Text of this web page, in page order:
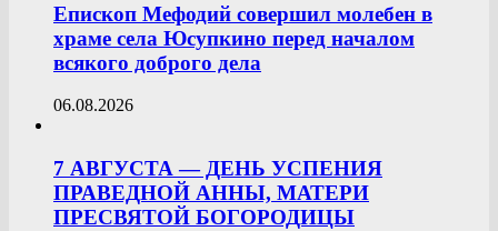
Епископ Мефодий совершил молебен в
храме села Юсупкино перед началом
всякого доброго дела
06.08.2026
7 АВГУСТА — ДЕНЬ УСПЕНИЯ
ПРАВЕДНОЙ АННЫ, МАТЕРИ
ПРЕСВЯТОЙ БОГОРОДИЦЫ